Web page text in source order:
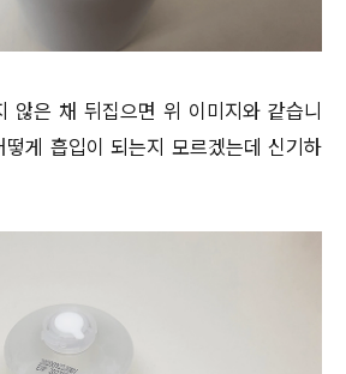
않은 채 뒤집으면 위 이미지와 같습니
게 흡입이 되는지 모르겠는데 신기하